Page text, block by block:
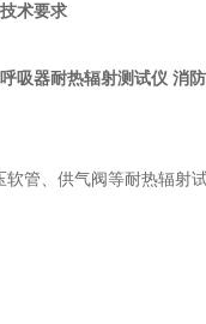
术要求
吸器耐热辐射测试仪 消
管、供气阀等耐热辐射